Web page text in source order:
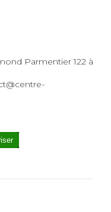
Parmentier 122 à